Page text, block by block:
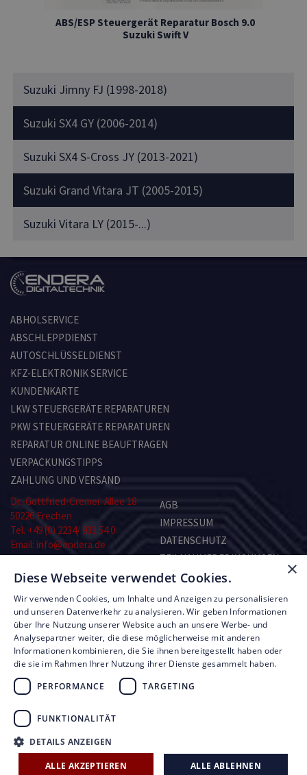
ABS/ESP Steuergerät Reparatur Bosch 9.0
Suzuki Swift V
Suzuki Jimny FJ (1998-2018)
Suzuki SX4 GY (2006-2014)
Suzuki SX4 S-Cross JY (2013-2021)
Suzuki Grand Vitara JT (2005-2015)
Suzuki Vitara LY (2015-...)
ABHOLSERVICE
ABSCHLEPPDIENST
AUTOSCHLÜSSELDIENST
KFZ-ELEKTRONIK SERVICE
KUNDENKARTE
LKW STEUERGERÄTE REPARATUREN
PKW STEUERGERÄTE REPARATUREN
REPARATUR ONLINE BEAUFTRAGEN
VERPACKUNGSTIPPS
ZAHLUNG UND VERSAND
Dr.-Gottfried-Cremer-Allee 18
50226 Frechen
Tel. +49 (0) 2234/ 933 54 0
Email: info@endera.de
Montag–Freitag:
8.00–13.00 und 14.00–17.00 Uhr
Samstag: nach Vereinbarung
AGB
IMPRESSUM
DATENSCHUTZ
TEILNAHMEBEDINGUNGEN
KONTAKT
RMA-FORMULAR
© Copyright by Endera Digitaltechnik 2026
UNSERE LEISTUNGEN
FIRMEN ÜBERBLICK
AKTUELLE ANGEBOTE
×
Diese Webseite verwendet Cookies.
Wir verwenden Cookies, um Inhalte und Anzeigen zu personalisieren
und unseren Datenverkehr zu analysieren. Wir geben Informationen
über Ihre Nutzung unserer Website auch an unsere Werbe- und
Analysepartner weiter, die diese möglicherweise mit anderen
Informationen kombinieren, die Sie ihnen bereitgestellt haben oder
die sie im Rahmen Ihrer Nutzung ihrer Dienste gesammelt haben.
PERFORMANCE
TARGETING
FUNKTIONALITÄT
DETAILS ANZEIGEN
ALLE AKZEPTIEREN ALLE ABLEHNEN